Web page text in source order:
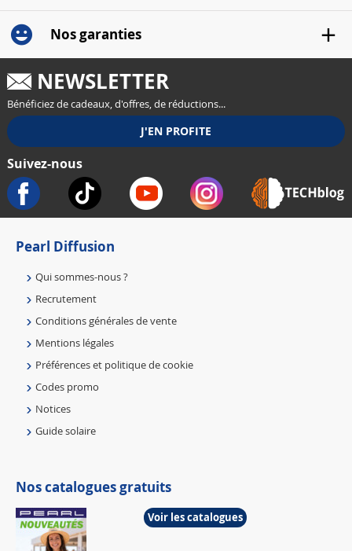
Nos garanties
NEWSLETTER
Bénéficiez de cadeaux, d'offres, de réductions...
Suivez-nous
Pearl Diffusion
Qui sommes-nous ?
Recrutement
Conditions générales de vente
Mentions légales
Préférences et politique de cookie
Codes promo
Notices
Guide solaire
Nos catalogues gratuits
Voir les catalogues